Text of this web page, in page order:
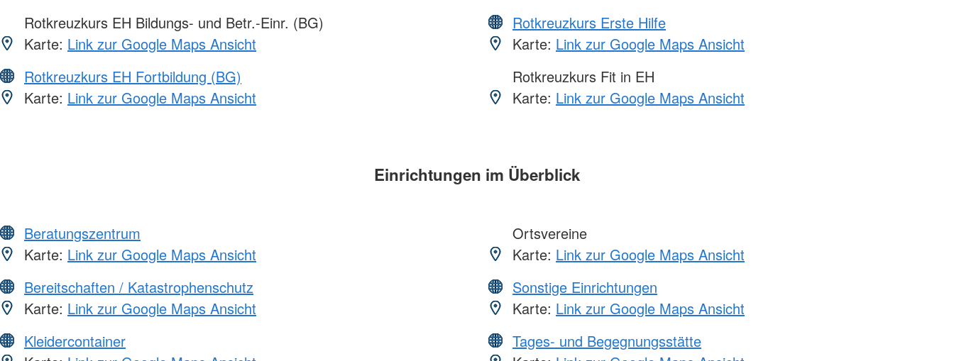
Rotkreuzkurs EH Bildungs- und Betr.-Einr. (BG)
Karte: Link zur Google Maps Ansicht
Rotkreuzkurs EH Fortbildung (BG)
Karte: Link zur Google Maps Ansicht
Rotkreuzkurs Erste Hilfe
Karte: Link zur Google Maps Ansicht
Rotkreuzkurs Fit in EH
Karte: Link zur Google Maps Ansicht
Einrichtungen im Überblick
Beratungszentrum
Karte: Link zur Google Maps Ansicht
Bereitschaften / Katastrophenschutz
Karte: Link zur Google Maps Ansicht
Kleidercontainer
Ortsvereine
Karte: Link zur Google Maps Ansicht
Sonstige Einrichtungen
Karte: Link zur Google Maps Ansicht
Tages- und Begegnungsstätte